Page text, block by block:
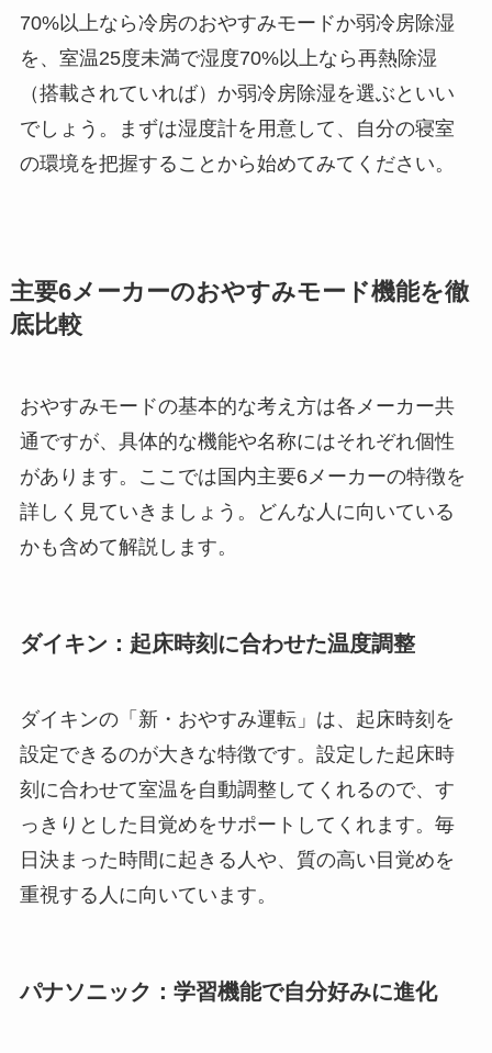
70%以上なら冷房のおやすみモードか弱冷房除湿
を、室温25度未満で湿度70%以上なら再熱除湿
（搭載されていれば）か弱冷房除湿を選ぶといい
でしょう。まずは湿度計を用意して、自分の寝室
の環境を把握することから始めてみてください。
主要6メーカーのおやすみモード機能を徹
底比較
おやすみモードの基本的な考え方は各メーカー共
通ですが、具体的な機能や名称にはそれぞれ個性
があります。ここでは国内主要6メーカーの特徴を
詳しく見ていきましょう。どんな人に向いている
かも含めて解説します。
ダイキン：起床時刻に合わせた温度調整
ダイキンの「新・おやすみ運転」は、起床時刻を
設定できるのが大きな特徴です。設定した起床時
刻に合わせて室温を自動調整してくれるので、す
っきりとした目覚めをサポートしてくれます。毎
日決まった時間に起きる人や、質の高い目覚めを
重視する人に向いています。
パナソニック：学習機能で自分好みに進化